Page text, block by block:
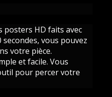
posters HD faits avec
vous pouvez
votre pièce.
et facile. Vous
pour percer votre